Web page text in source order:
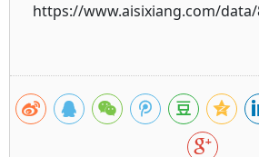
https://www.aisixiang.com/